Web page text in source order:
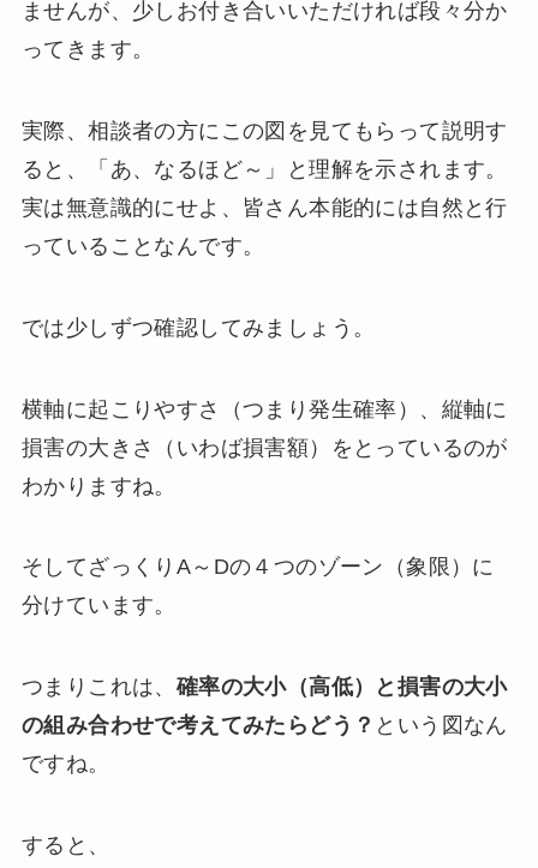
ませんが、少しお付き合いいただければ段々分か
ってきます。
実際、相談者の方にこの図を見てもらって説明す
ると、「あ、なるほど～」と理解を示されます。
実は無意識的にせよ、皆さん本能的には自然と行
っていることなんです。
では少しずつ確認してみましょう。
横軸に起こりやすさ（つまり発生確率）、縦軸に
損害の大きさ（いわば損害額）をとっているのが
わかりますね。
そしてざっくりA～Dの４つのゾーン（象限）に
分けています。
つまりこれは、 確率の大小（高低）と損害の大小
の組み合わせで考えてみたらどう？ という図なん
ですね。
すると、